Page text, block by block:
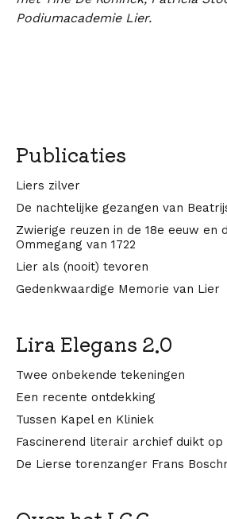
Podiumacademie Lier.
Publicaties
Liers zilver
De nachtelijke gezangen van
Zwierige reuzen in de 18e eeuw en
Ommegang van 1722
Lier als (nooit) tevoren
Gedenkwaardige Memorie van Lier
Lira Elegans 2.0
Twee onbekende tekeningen
Een recente ontdekking
Tussen Kapel en Kliniek
Fascinerend literair archief duikt op
De Lierse torenzanger Frans